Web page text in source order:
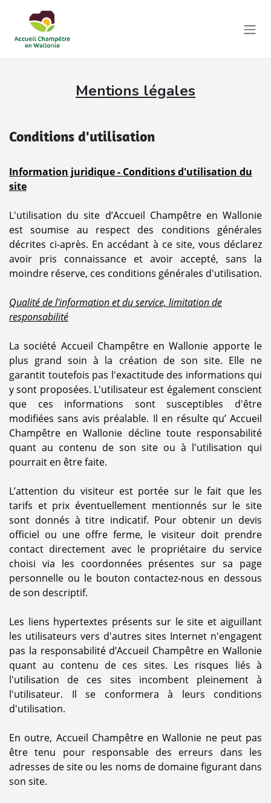
Mentions légales
Conditions d'utilisation
Information juridique - Conditions d'utilisation du
site
L'utilisation du site d’Accueil Champêtre en Wallonie
est soumise au respect des conditions générales
décrites ci-après. En accédant à ce site, vous déclarez
avoir pris connaissance et avoir accepté, sans la
moindre réserve, ces conditions générales d'utilisation.
Qualité de l'information et du service, limitation de
responsabilité
La société Accueil Champêtre en Wallonie apporte le
plus grand soin à la création de son site. Elle ne
garantit toutefois pas l'exactitude des informations qui
y sont proposées. L'utilisateur est également conscient
que ces informations sont susceptibles d'être
modifiées sans avis préalable. Il en résulte qu’ Accueil
Champêtre en Wallonie décline toute responsabilité
quant au contenu de son site ou à l'utilisation qui
pourrait en être faite.
L’attention du visiteur est portée sur le fait que les
tarifs et prix éventuellement mentionnés sur le site
sont donnés à titre indicatif. Pour obtenir un devis
officiel ou une offre ferme, le visiteur doit prendre
contact directement avec le propriétaire du service
choisi via les coordonnées présentes sur sa page
personnelle ou le bouton contactez-nous en dessous
de son descriptif.
Les liens hypertextes présents sur le site et aiguillant
les utilisateurs vers d'autres sites Internet n'engagent
pas la responsabilité d’Accueil Champêtre en Wallonie
quant au contenu de ces sites. Les risques liés à
l'utilisation de ces sites incombent pleinement à
l'utilisateur. Il se conformera à leurs conditions
d'utilisation.
En outre, Accueil Champêtre en Wallonie ne peut pas
être tenu pour responsable des erreurs dans les
adresses de site ou les noms de domaine figurant dans
son site.